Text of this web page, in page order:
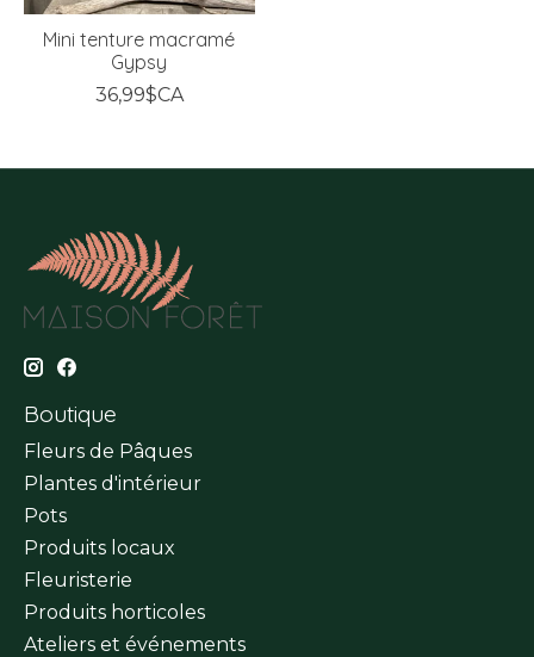
Mini tenture macramé
Gypsy
36,99$CA
Boutique
Fleurs de Pâques
Plantes d'intérieur
Pots
Produits locaux
Fleuristerie
Produits horticoles
Ateliers et événements